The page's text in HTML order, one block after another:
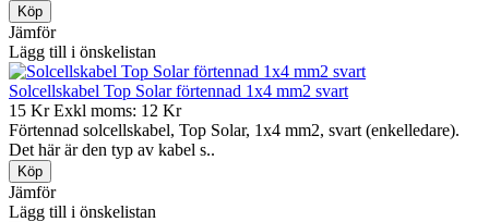
Jämför
Lägg till i önskelistan
Solcellskabel Top Solar förtennad 1x4 mm2 svart
15 KrExkl moms: 12 Kr
Förtennad solcellskabel, Top Solar, 1x4 mm2, svart (enkelledare).
Det här är den typ av kabel s..
Jämför
Lägg till i önskelistan